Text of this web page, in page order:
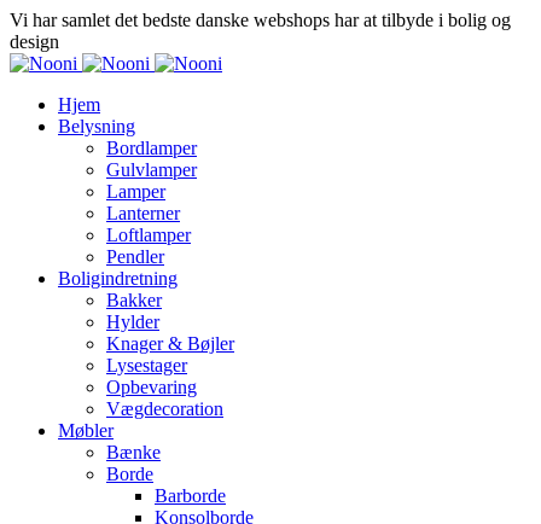
Vi har samlet det bedste danske webshops har at tilbyde i bolig og
design
Hjem
Belysning
Bordlamper
Gulvlamper
Lamper
Lanterner
Loftlamper
Pendler
Boligindretning
Bakker
Hylder
Knager & Bøjler
Lysestager
Opbevaring
Vægdecoration
Møbler
Bænke
Borde
Barborde
Konsolborde